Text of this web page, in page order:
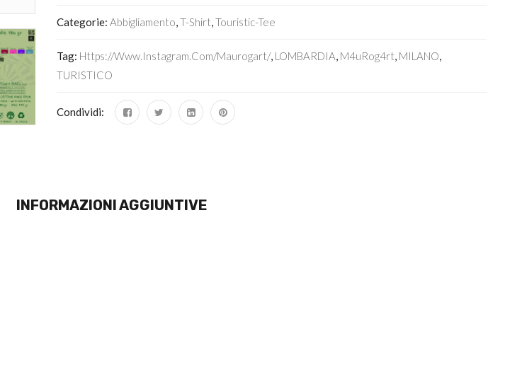
Categorie: Abbigliamento,T-Shirt,Touristic-Tee
Tag: Https://www.instagram.com/maurogart/, LOMBARDIA, M4uRog4rt, MILANO,
TURISTICO
Condividi:
INFORMAZIONI AGGIUNTIVE